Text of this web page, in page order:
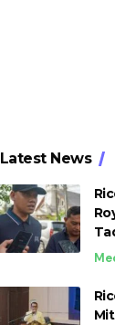
Latest News